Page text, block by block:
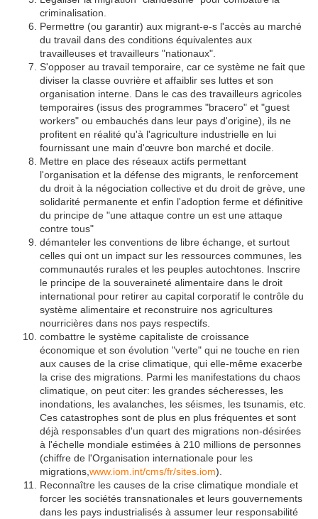
criminalisation.
Permettre (ou garantir) aux migrant-e-s l'accès au marché
du travail dans des conditions équivalentes aux
travailleuses et travailleurs "nationaux".
S'opposer au travail temporaire, car ce système ne fait que
diviser la classe ouvrière et affaiblir ses luttes et son
organisation interne. Dans le cas des travailleurs agricoles
temporaires (issus des programmes "bracero" et "guest
workers" ou embauchés dans leur pays d'origine), ils ne
profitent en réalité qu'à l'agriculture industrielle en lui
fournissant une main d'œuvre bon marché et docile.
Mettre en place des réseaux actifs permettant
l'organisation et la défense des migrants, le renforcement
du droit à la négociation collective et du droit de grève, une
solidarité permanente et enfin l'adoption ferme et définitive
du principe de "une attaque contre un est une attaque
contre tous"
démanteler les conventions de libre échange, et surtout
celles qui ont un impact sur les ressources communes, les
communautés rurales et les peuples autochtones. Inscrire
le principe de la souveraineté alimentaire dans le droit
international pour retirer au capital corporatif le contrôle du
système alimentaire et reconstruire nos agricultures
nourricières dans nos pays respectifs.
combattre le système capitaliste de croissance
économique et son évolution "verte" qui ne touche en rien
aux causes de la crise climatique, qui elle-même exacerbe
la crise des migrations. Parmi les manifestations du chaos
climatique, on peut citer: les grandes sécheresses, les
inondations, les avalanches, les séismes, les tsunamis, etc.
Ces catastrophes sont de plus en plus fréquentes et sont
déjà responsables d'un quart des migrations non-désirées
à l'échelle mondiale estimées à 210 millions de personnes
(chiffre de l'Organisation internationale pour les
migrations, www.iom.int/cms/fr/sites.iom).
Reconnaître les causes de la crise climatique mondiale et
forcer les sociétés transnationales et leurs gouvernements
dans les pays industrialisés à assumer leur responsabilité